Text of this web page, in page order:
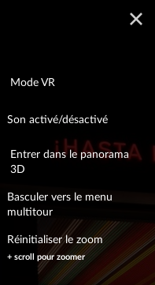
Mode VR
Son activé/désactivé
Entrer dans le panorama
3D
Basculer vers le menu
multitour
Réinitialiser le zoom
+ scroll pour zoomer